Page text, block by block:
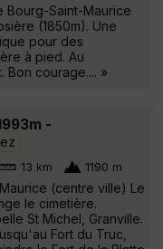
Bourg-Saint-Maurice
(1850m). Une
pour des
à pied. Au
Bon courage.... »
-
13 km 1190 m
(centre ville) Le
le cimetière.
St Michel, Granville.
Fort du Truc,